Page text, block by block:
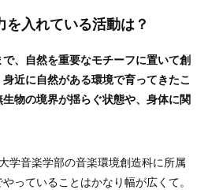
を入れている活動は？
、自然を重要なモチーフに置いて創
近に自然がある環境で育ってきたこ
物の境界が揺らぐ状態や、身体に関
学音楽学部の音楽環境創造科に所属
っていることはかなり幅が広くて。